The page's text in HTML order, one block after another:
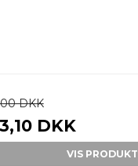
DKK
DKK
VIS PRODUKT